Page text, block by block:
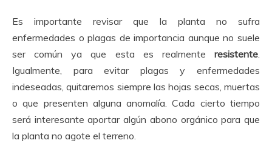
Es importante revisar que la planta no sufra
enfermedades o plagas de importancia aunque no suele
ser común ya que esta es realmente resistente.
Igualmente, para evitar plagas y enfermedades
indeseadas, quitaremos siempre las hojas secas, muertas
o que presenten alguna anomalía. Cada cierto tiempo
será interesante aportar algún abono orgánico para que
la planta no agote el terreno.